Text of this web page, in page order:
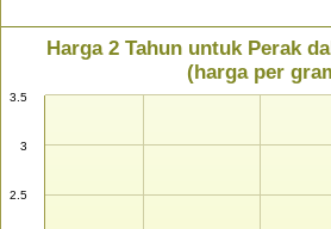
Harga 2 Tahun untuk Perak
(harga per
2.5
3
3.5